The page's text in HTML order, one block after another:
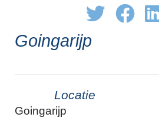
Goingarijp
Locatie
Goingarijp